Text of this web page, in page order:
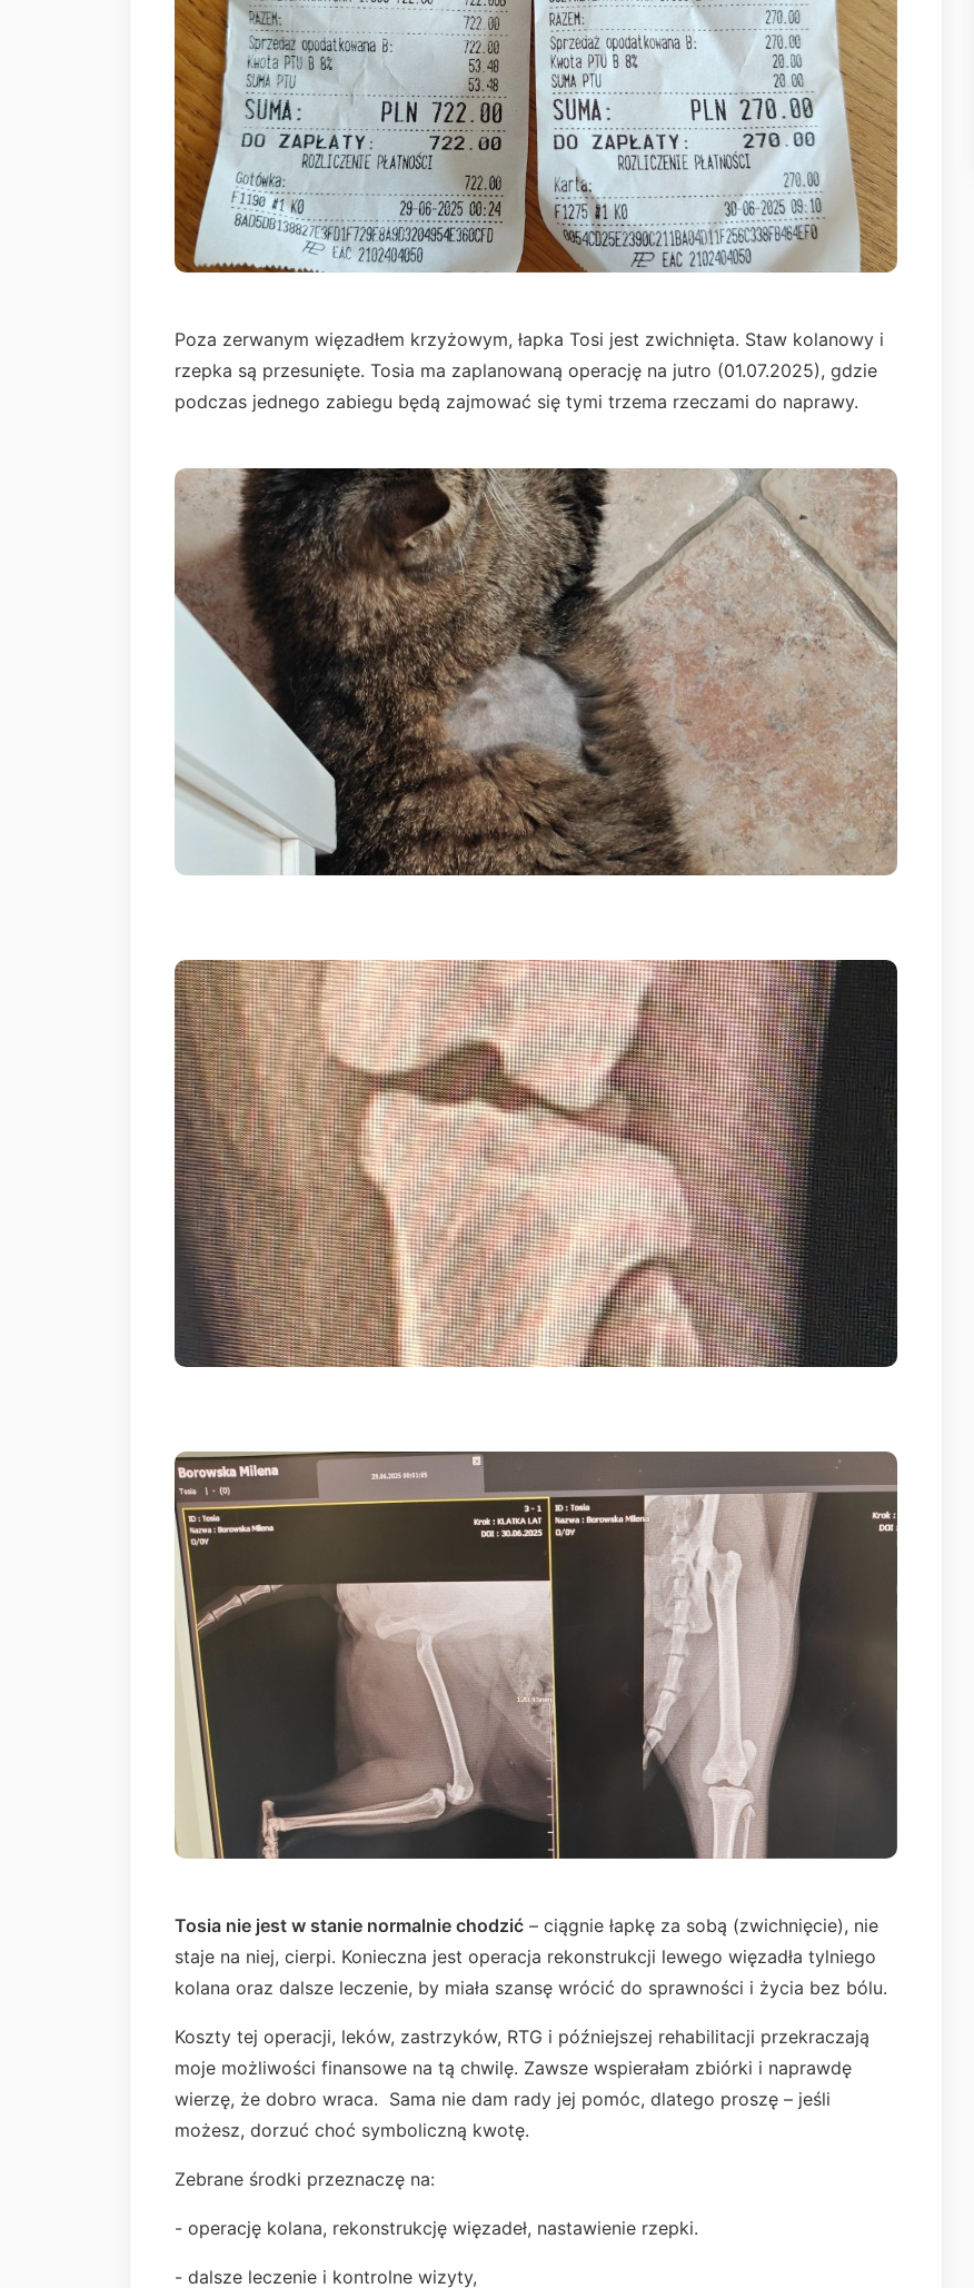
Poza zerwanym więzadłem krzyżowym, łapka Tosi jest zwichnięta. Staw kolanowy i
rzepka są przesunięte. Tosia ma zaplanowaną operację na jutro (01.07.2025), gdzie
podczas jednego zabiegu będą zajmować się tymi trzema rzeczami do naprawy.
Tosia nie jest w stanie normalnie chodzić – ciągnie łapkę za sobą (zwichnięcie), nie
staje na niej, cierpi. Konieczna jest operacja rekonstrukcji lewego więzadła tylniego
kolana oraz dalsze leczenie, by miała szansę wrócić do sprawności i życia bez bólu.
Koszty tej operacji, leków, zastrzyków, RTG i późniejszej rehabilitacji przekraczają
moje możliwości finansowe na tą chwilę. Zawsze wspierałam zbiórki i naprawdę
wierzę, że dobro wraca. Sama nie dam rady jej pomóc, dlatego proszę – jeśli
możesz, dorzuć choć symboliczną kwotę.
Zebrane środki przeznaczę na:
- operację kolana, rekonstrukcję więzadeł, nastawienie rzepki.
- dalsze leczenie i kontrolne wizyty,